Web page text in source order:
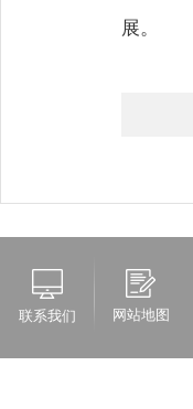
展。
联系我们 网站地图